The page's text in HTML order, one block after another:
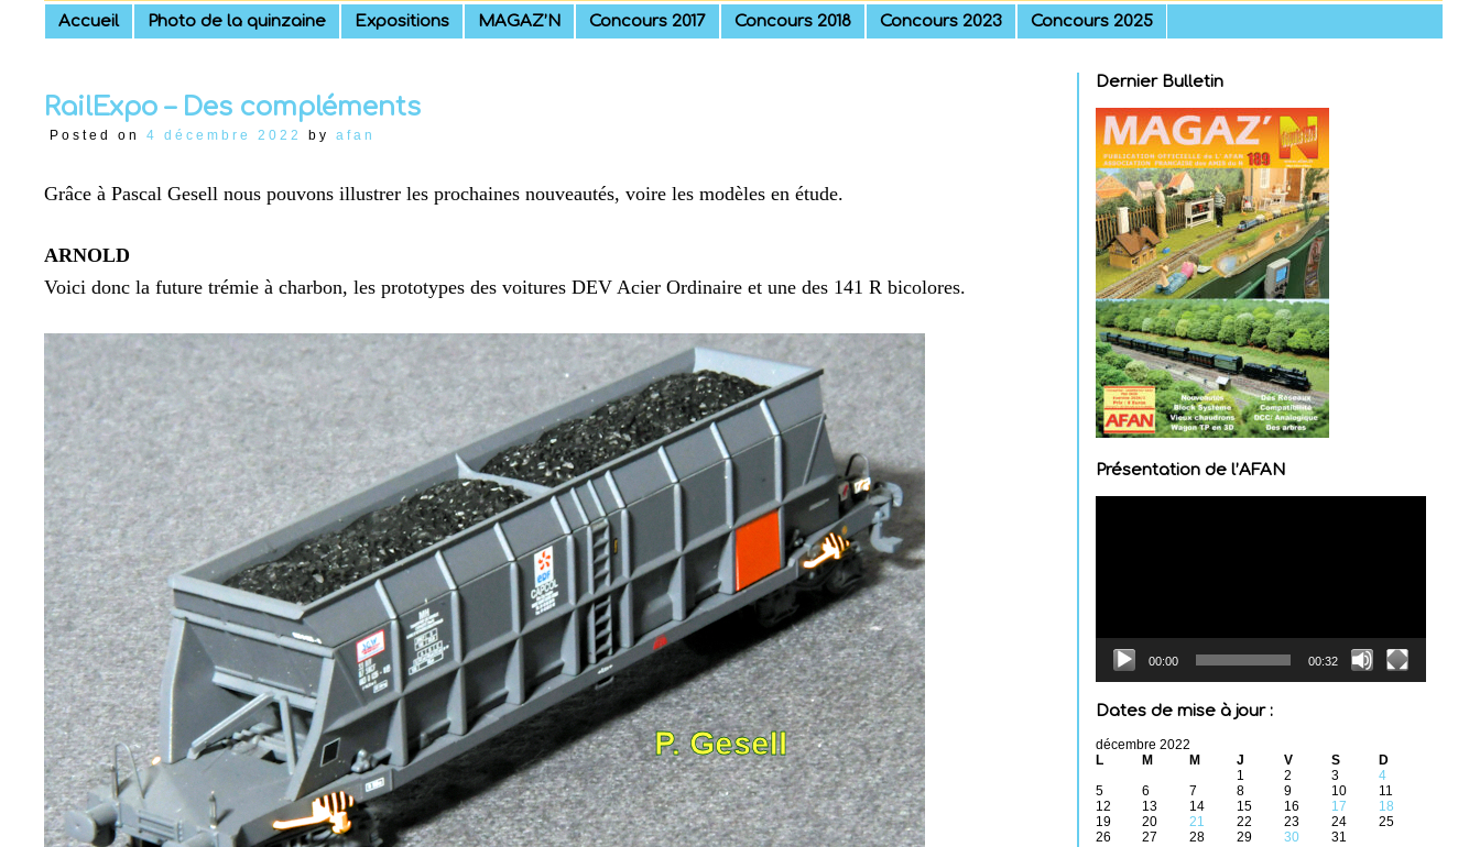
Skip
to
Accueil Photo de la quinzaine Expositions MAGAZ’N Concours 2017 Concours 2018 Concours 2023 Concours 2025
RailExpo – Des compléments
Posted on 4 décembre 2022 by afan
Grâce à Pascal Gesell nous pouvons illustrer les prochaines nouveautés, voire les modèles en étude.
ARNOLD
Voici donc la future trémie à charbon, les prototypes des voitures DEV Acier Ordinaire et une des 141 R bicolores.
Dernier Bulletin
Présentation de l’AFAN
00:00 00:32
Dates de mise à jour :
décembre 2022
L
M M J V S
D
1
2 3
4
5
6 7 8 9 10
11
12
13 14 15 16 17
18
19
20 21 22 23 24
25
26
27 28 29 30 31